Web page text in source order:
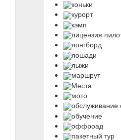
коньки
курорт
кэмп
лицензия
лонгборд
лошади
лыжи
маршрут
Места
мото
обслуживание
обучение
оффроад
пакетный тур